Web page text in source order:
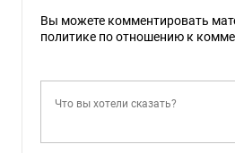
Вы можете комментировать
политике по отношению к